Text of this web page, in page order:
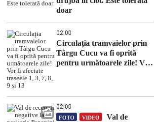
doar
02:00
Circulația tramvaielor prin
Târgu Cucu va fi oprită
pentru următoarele zile! Vor
02:00
FOTO VIDEO
Val de